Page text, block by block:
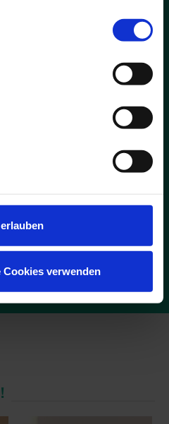
verwenden
auf Ihren Online-Einkauf.
Es gelten die Bedingungen zum